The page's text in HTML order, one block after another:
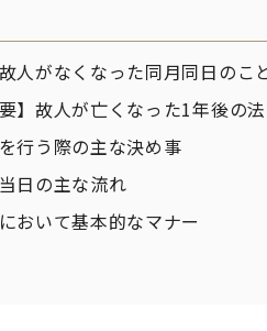
人がなくなった同月同日のこ
要】故人が亡くなった1年後の
行う際の主な決め事
日の主な流れ
おいて基本的なマナー